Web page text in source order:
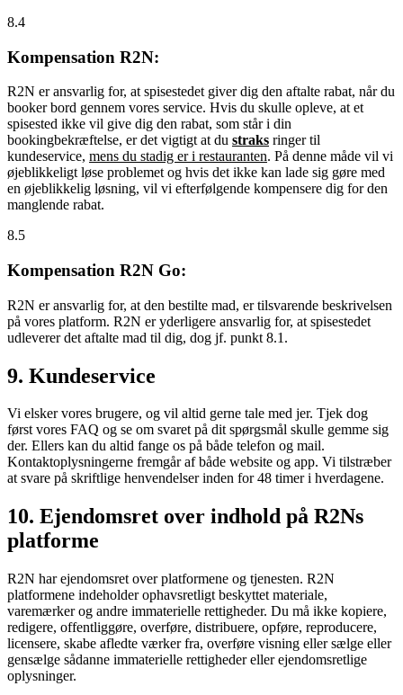
8.4
Kompensation R2N:
R2N er ansvarlig for, at spisestedet giver dig den aftalte rabat, når du
booker bord gennem vores service. Hvis du skulle opleve, at et
spisested ikke vil give dig den rabat, som står i din
bookingbekræftelse, er det vigtigt at du straks ringer til
kundeservice, mens du stadig er i restauranten. På denne måde vil vi
øjeblikkeligt løse problemet og hvis det ikke kan lade sig gøre med
en øjeblikkelig løsning, vil vi efterfølgende kompensere dig for den
manglende rabat.
8.5
Kompensation R2N Go:
R2N er ansvarlig for, at den bestilte mad, er tilsvarende beskrivelsen
på vores platform. R2N er yderligere ansvarlig for, at spisestedet
udleverer det aftalte mad til dig, dog jf. punkt 8.1.
9. Kundeservice
Vi elsker vores brugere, og vil altid gerne tale med jer. Tjek dog
først vores FAQ og se om svaret på dit spørgsmål skulle gemme sig
der. Ellers kan du altid fange os på både telefon og mail.
Kontaktoplysningerne fremgår af både website og app. Vi tilstræber
at svare på skriftlige henvendelser inden for 48 timer i hverdagene.
10. Ejendomsret over indhold på R2Ns
platforme
R2N har ejendomsret over platformene og tjenesten. R2N
platformene indeholder ophavsretligt beskyttet materiale,
varemærker og andre immaterielle rettigheder. Du må ikke kopiere,
redigere, offentliggøre, overføre, distribuere, opføre, reproducere,
licensere, skabe afledte værker fra, overføre visning eller sælge eller
gensælge sådanne immaterielle rettigheder eller ejendomsretlige
oplysninger.